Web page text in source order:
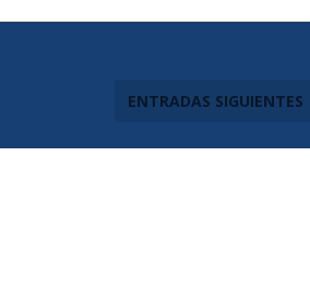
ENTRADAS SIGUIENTES